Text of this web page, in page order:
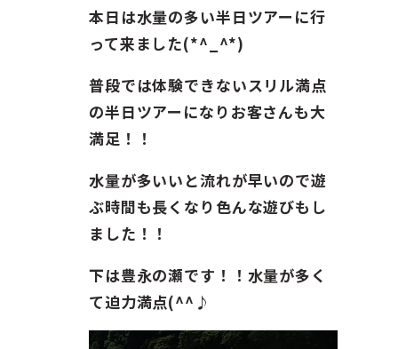
ガイド紹介
ENGLISH
本日は水量の多い半日ツアーに行
って来ました(*^_^*)
普段では体験できないスリル満点
の半日ツアーになりお客さんも大
満足！！
水量が多いいと流れが早いので遊
ぶ時間も長くなり色んな遊びもし
ました！！
下は豊永の瀬です！！水量が多く
て迫力満点(^^♪